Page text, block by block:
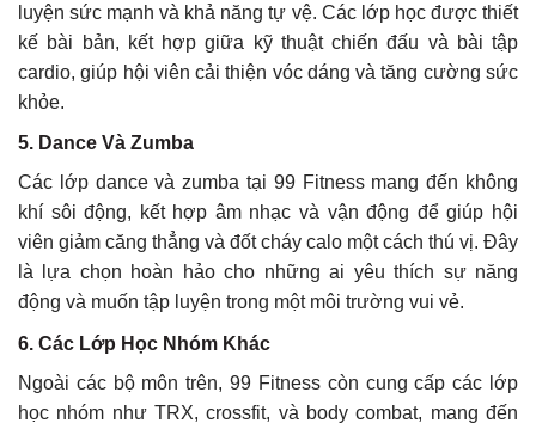
luyện sức mạnh và khả năng tự vệ. Các lớp học được thiết
kế bài bản, kết hợp giữa kỹ thuật chiến đấu và bài tập
cardio, giúp hội viên cải thiện vóc dáng và tăng cường sức
khỏe.
5. Dance Và Zumba
Các lớp dance và zumba tại 99 Fitness mang đến không
khí sôi động, kết hợp âm nhạc và vận động để giúp hội
viên giảm căng thẳng và đốt cháy calo một cách thú vị. Đây
là lựa chọn hoàn hảo cho những ai yêu thích sự năng
động và muốn tập luyện trong một môi trường vui vẻ.
6. Các Lớp Học Nhóm Khác
Ngoài các bộ môn trên, 99 Fitness còn cung cấp các lớp
học nhóm như TRX, crossfit, và body combat, mang đến